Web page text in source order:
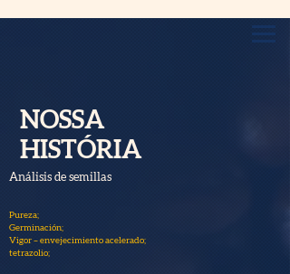
NOSSA
HISTÓRIA
Análisis de semillas
Pureza;
Germinación;
Vigor – envejecimiento acelerado;
tetrazolio;